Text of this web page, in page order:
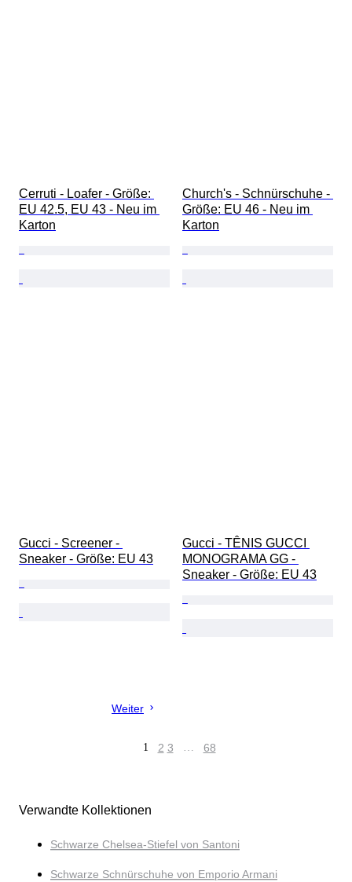
Cerruti - Loafer - Größe:
EU 42.5, EU 43 - Neu im
Karton
Church's - Schnürschuhe -
Größe: EU 46 - Neu im
Karton
Gucci - Screener -
Sneaker - Größe: EU 43
Gucci - TÊNIS GUCCI
MONOGRAMA GG -
Sneaker - Größe: EU 43
Weiter
1 2 3 … 68
Verwandte Kollektionen
Schwarze Chelsea-Stiefel von Santoni
Schwarze Schnürschuhe von Emporio Armani